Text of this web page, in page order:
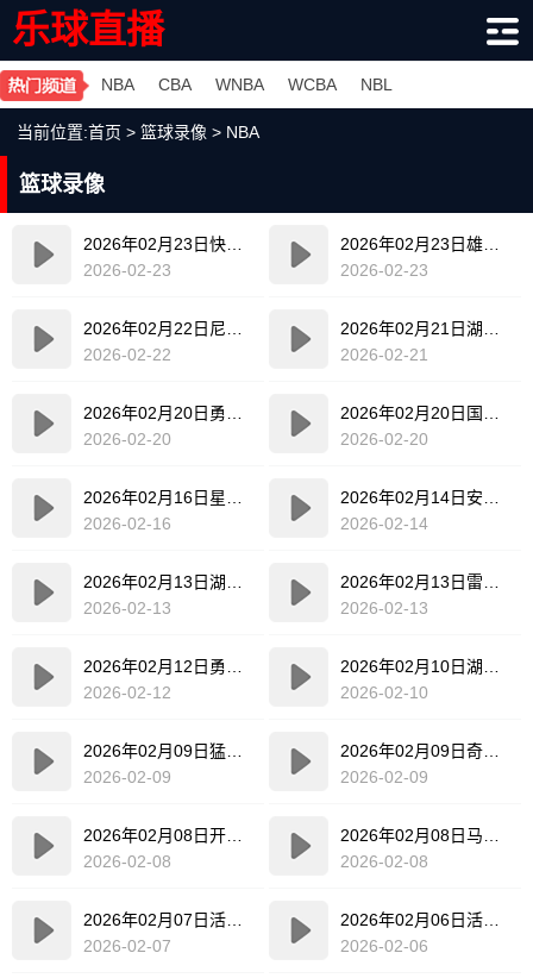
乐球直播
NBA CBA WNBA WCBA NBL
当前位置:首页 > 篮球录像 > NBA
篮球录像
2026-02-23
2026-02-23
2026-02-22
2026-02-21
2026-02-20
2026-02-20
2026-02-16
2026-02-14
2026-02-13
2026-02-13
2026-02-12
2026-02-10
2026-02-09
2026-02-09
2026-02-08
2026-02-08
2026-02-07
2026-02-06